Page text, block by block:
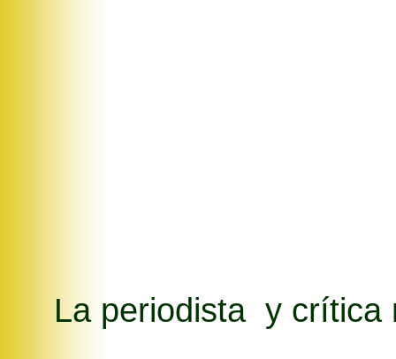
La periodista y crítica